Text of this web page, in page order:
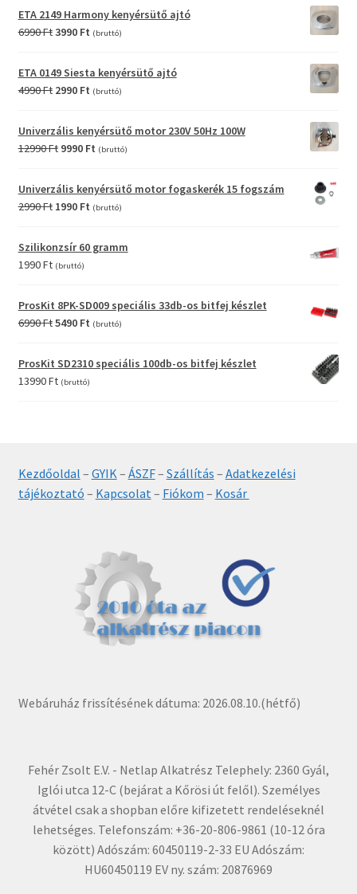
was:
2990 Ft.990 Ft.
ETA 2149 Harmony kenyérsütő ajtó
6990FtOriginal
was:
6990 Ft.
3990 FtCurrent
is:
3990 Ft.
(bruttó)
ETA 0149 Siesta kenyérsütő ajtó
4990Ft Original
was:
4990 Ft.
2990 FtCurrent
2990 Ft.
(bruttó)
Univerzális kenyérsütő motor 230V 50Hz 100W
12990Ft Original
was:
12990 Ft.
9990 FtCurrent
is:
9990 Ft.
(bruttó)
Univerzális kenyérsütő motor fogaskerék 15 fogszám
2990Ft Original
was:
1990 FtCurrent
is:
1990 Ft.
(bruttó)
Szilikonzsír 60 gramm
1990Ft (bruttó)
ProsKit 8PK-SD009 speciális 33db-os bitfej készlet
6990FtOriginal
was:
6990 Ft.
5490 FtCurrent
is:
5490 Ft.
(bruttó)
ProsKit SD2310 speciális 100db-os bitfej készlet
13990Ft (bruttó)
Kezdőoldal – GYIK – ÁSZF– Szállítás – Adatkezelési
tájékoztató – Kapcsolat – Fiókom – Kosár
Webáruház frissítésének dátuma: 2026.08.10.(hétfő)
Fehér Zsolt E.V. - Netlap Alkatrész Telephely: 2360 Gyál,
Iglói utca 12-C (bejárat a Kőrösi út felől). Személyes
átvétel csak a shopban előre kifizetett rendeléseknél
lehetséges. Telefonszám: +36-20-806-9861 (10-12 óra
között) Adószám: 60450119-2-33 EU Adószám:
HU60450119 EV ny. szám: 20876969